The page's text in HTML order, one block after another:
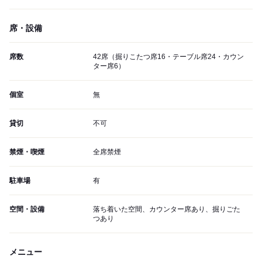
席・設備
席数
42席（掘りこたつ席16・テーブル席24・カウン
ター席6）
個室 無
貸切 不可
禁煙・喫煙 全席禁煙
駐車場 有
空間・設備
落ち着いた空間、カウンター席あり、掘りごた
つあり
メニュー